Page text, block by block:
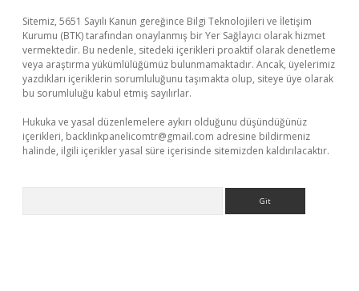
Sitemiz, 5651 Sayılı Kanun gereğince Bilgi Teknolojileri ve İletişim
Kurumu (BTK) tarafından onaylanmış bir Yer Sağlayıcı olarak hizmet
vermektedir. Bu nedenle, sitedeki içerikleri proaktif olarak denetleme
veya araştırma yükümlülüğümüz bulunmamaktadır. Ancak, üyelerimiz
yazdıkları içeriklerin sorumluluğunu taşımakta olup, siteye üye olarak
bu sorumluluğu kabul etmiş sayılırlar.
Hukuka ve yasal düzenlemelere aykırı olduğunu düşündüğünüz
içerikleri, backlinkpanelicomtr@gmail.com adresine bildirmeniz
halinde, ilgili içerikler yasal süre içerisinde sitemizden kaldırılacaktır.